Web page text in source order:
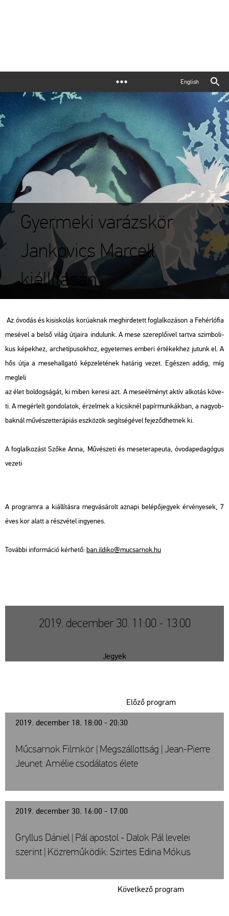
English
Gyermeki varázskör
Jankovics Marcell
kiállításán
Az óvo­dás és kis­is­ko­lás ko­rú­ak­nak meg­hir­de­tett fog­lal­ko­zá­son a Fe­hér­ló­fia
me­sé­vel a belső világ út­ja­i­ra in­du­lunk. A mese sze­rep­lő­i­vel tart­va szim­bo­li­
kus ké­pek­hez, ar­che­tí­pu­sok­hoz, egye­te­mes em­be­ri ér­té­kek­hez ju­tunk el. A
hős útja a me­se­hall­ga­tó kép­ze­le­té­nek ha­tá­rig vezet. Egé­szen addig, míg
meg­le­li
az élet bol­dog­sá­gát, ki miben ke­re­si azt. A me­se­él­ményt aktív al­ko­tás kö­ve­
ti. A meg­ér­lelt gon­do­la­tok, ér­zel­mek a ki­csik­nél pa­pír­mun­kák­ban, a na­gyob­
bak­nál mű­vé­szet­te­rá­pi­ás esz­kö­zök se­gít­sé­gé­vel fe­je­ződ­het­nek ki.
A fog­lal­ko­zást Szőke Anna, Mű­vé­sze­ti és me­se­te­ra­pe­u­ta, óvo­da­pe­da­gó­gus
ve­ze­ti
A prog­ram­ra a ki­ál­lí­tás­ra meg­vá­sá­rolt az­na­pi be­lé­pő­je­gyek ér­vé­nye­sek, 7
éves kor alatt a rész­vé­tel in­gye­nes.
To­váb­bi in­for­má­ció kér­he­tő:ban.​il­di­ko@​mu­csar­nok.​hu
2019. december 30. 11:00 - 13:00
Jegyek
2019. december 18. 18:00 - 20:30
Előző program
Műcsarnok Filmkör | Megszállottság | Jean-Pierre
Jeunet: Amélie csodálatos élete
2019. december 30. 16:00 - 17:00
Következő program
Gryllus Dániel | Pál apostol - Dalok Pál levelei
szerint | Közreműködik: Szirtes Edina Mókus